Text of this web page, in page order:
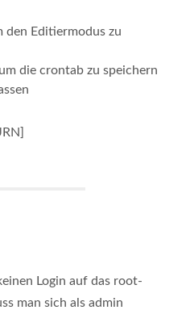
den Editiermodus zu
die crontab zu speichern
Login auf das root-
man sich als admin